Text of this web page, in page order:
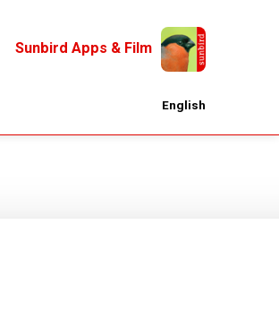
Sunbird Apps & Film
English